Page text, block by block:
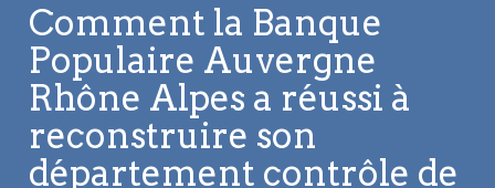
Comment la Banque
Populaire Auvergne
Rhône Alpes a réussi à
reconstruire son
département contrôle de